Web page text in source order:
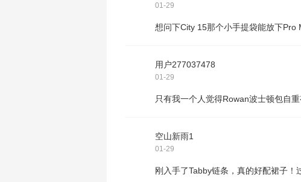
01-29
想问下City 15那个小手提袋能放下Pro
用户277037478
01-29
只有我一个人觉得Rowan波士顿包自
空山新雨1
01-29
刚入手了Tabby链条，真的好配裙子！